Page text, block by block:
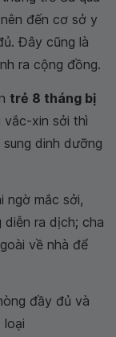
đến cơ sở y
Đây cũng là
ra cộng đồng.
trẻ 8 tháng bị
vắc-xin sởi thì
dinh dưỡng
ngờ mắc sởi,
diễn ra dịch; cha
về nhà để
đầy đủ và